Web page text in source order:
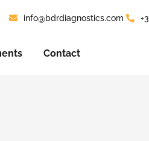
info@bdrdiagnostics.com
Contact